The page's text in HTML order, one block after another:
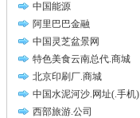
中国能源
阿里巴巴金融
中国灵芝盆景网
特色美食云南总代.商城
北京印刷厂.商城
中国水泥河沙.网址(.手机)
西部旅游.公司